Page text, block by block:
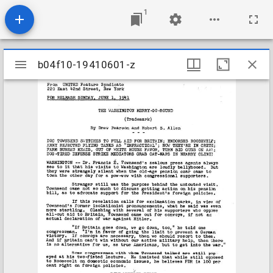
1
Mirador
viewer
b04f10-19410601-z
b04f10-19410601-z